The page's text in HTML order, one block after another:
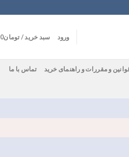
ورود سبد خرید /تومان0
و مقررات و راهنمای خرید تماس با ما